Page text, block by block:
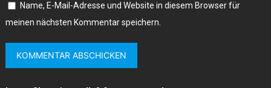
Name, E-Mail-Adresse und Website in diesem Browser für
meinen nächsten Kommentar speichern.